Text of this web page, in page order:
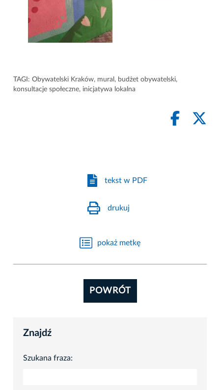
TAGI: Obywatelski Kraków, mural , budżet obywatelski,
konsultacje społeczne, inicjatywa lokalna
tekst w PDF
drukuj
pokaż metkę
POWRÓT
Znajdź
Szukana fraza: